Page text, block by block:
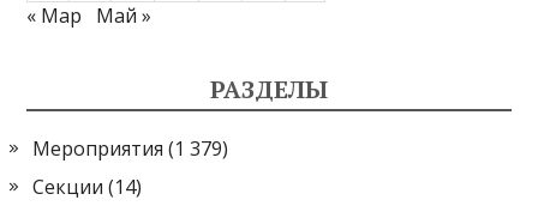
« Мар Май »
РАЗДЕЛЫ
Мероприятия (1 379)
Секции (14)